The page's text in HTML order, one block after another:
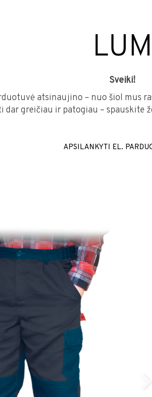
LUM
Sveiki!
atsinaujino – nuo šiol mus
dar greičiau ir patogiau –
APSILANKYTI EL.